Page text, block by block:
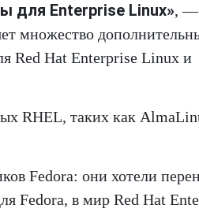
для Enterprise Linux», —
множество
Red Hat Enterprise Linux и
RHEL, таких как
Fedora: они хотели
Fedora, в мир Red Hat